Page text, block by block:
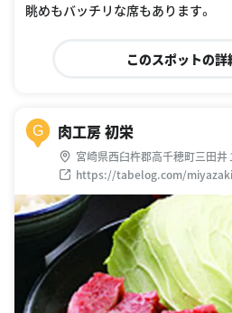
眺めもバッチリな席もあります。
このスポットの詳
G 肉工房 初栄
宮崎県西臼杵郡高千穂町三田井
https://tabelog.com/